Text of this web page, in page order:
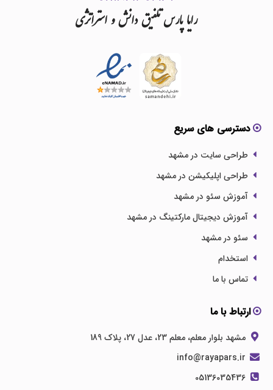
رایاپارستلفیقدانشواستراتژی
دسترسی های سریع
طراحی سایت در مشهد
طراحی اپلیکیشن در مشهد
آموزش سئو در مشهد
آموزش دیجیتال مارکتینگ در مشهد
سئو در مشهد
استخدام
تماس با ما
ارتباط با ما
مشهد بلوار معلم، معلم 23، عدل 27، پلاک 189
05136035436